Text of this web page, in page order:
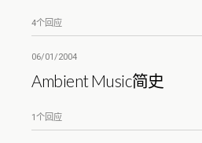
4个回应
06/01/2004
Ambient Music简史
1个回应